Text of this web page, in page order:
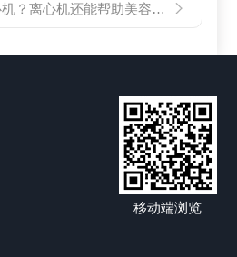
？离心机还能帮助美容吗？
移动端浏览